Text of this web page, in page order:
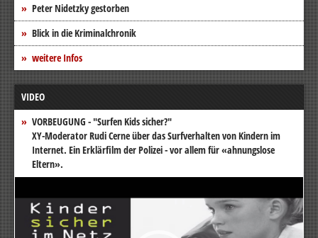
Peter Nidetzky gestorben
Blick in die Kriminalchronik
weitere Infos
VIDEO
VORBEUGUNG - "Surfen Kids sicher?"
XY-Moderator Rudi Cerne über das Surfverhalten von Kindern im
Internet. Ein Erklärfilm der Polizei - vor allem für «ahnungslose
Eltern».
Video-